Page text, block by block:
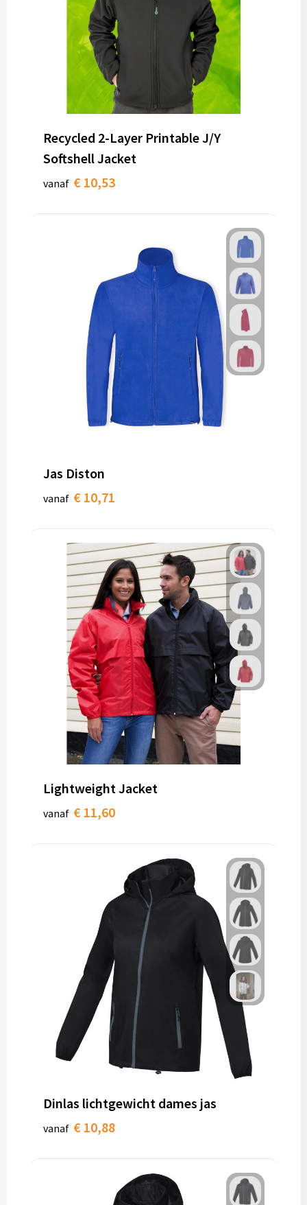
Recycled 2-Layer Printable J/Y
Softshell Jacket
vanaf € 10,53
Jas Diston
vanaf € 10,71
Lightweight Jacket
vanaf € 11,60
Dinlas lichtgewicht dames jas
vanaf € 10,88